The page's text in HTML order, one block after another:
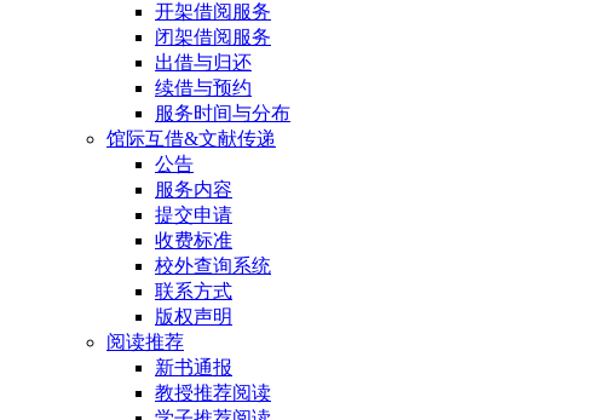
开架借阅服务
闭架借阅服务
出借与归还
续借与预约
服务时间与分布
馆际互借&文献传递
公告
服务内容
提交申请
收费标准
校外查询系统
联系方式
版权声明
阅读推荐
新书通报
教授推荐阅读